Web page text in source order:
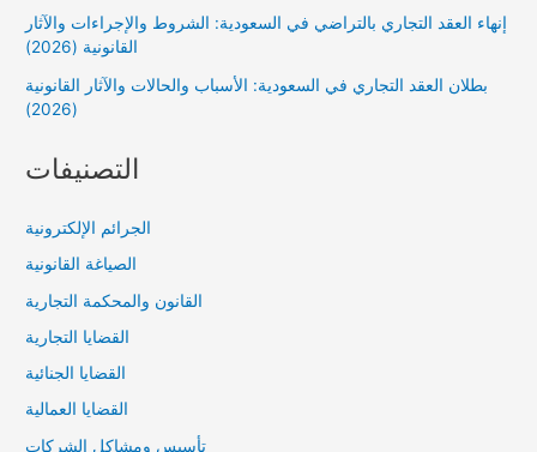
إنهاء العقد التجاري بالتراضي في السعودية: الشروط والإجراءات والآثار
القانونية (2026)
بطلان العقد التجاري في السعودية: الأسباب والحالات والآثار القانونية
(2026)
التصنيفات
الجرائم الإلكترونية
الصياغة القانونية
القانون والمحكمة التجارية
القضايا التجارية
القضايا الجنائية
القضايا العمالية
تأسيس ومشاكل الشركات